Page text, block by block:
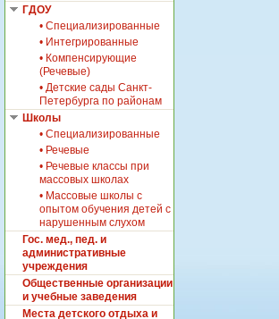
ГДОУ
• Специализированные
• Интегрированные
• Компенсирующие
(Речевые)
• Детские сады Санкт-
Петербурга по районам
Школы
• Специализированные
• Речевые
• Речевые классы при
массовых школах
• Массовые школы с
опытом обучения детей с
нарушенным слухом
Гос. мед., пед. и
административные
учреждения
Общественные организации
и учебные заведения
Места детского отдыха и